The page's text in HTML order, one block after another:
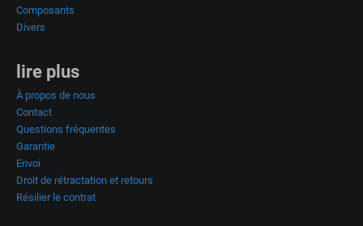
Composants
Divers
lire plus
À propos de nous
Contact
Questions fréquentes
Garantie
Envoi
Droit de rétractation et retours
Résilier le contrat